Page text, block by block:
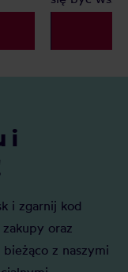
specialty.
i
i zgarnij kod
oraz
z naszymi